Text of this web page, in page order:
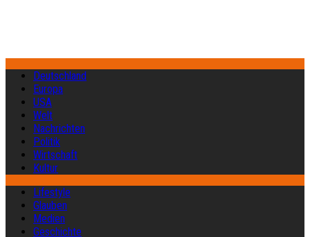
Deutschland
Europa
USA
Welt
Nachrichten
Politik
Wirtschaft
Kultur
Lifestyle
Glauben
Medien
Geschichte